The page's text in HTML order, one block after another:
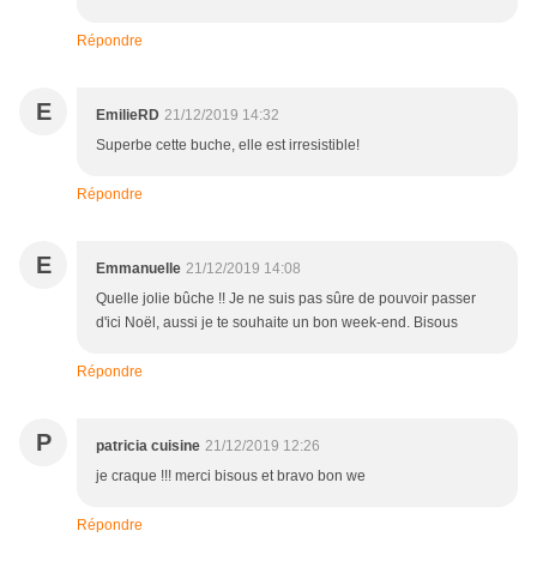
Répondre
E EmilieRD 21/12/2019 14:32
Superbe cette buche, elle est irresistible!
Répondre
E Emmanuelle 21/12/2019 14:08
Quelle jolie bûche !! Je ne suis pas sûre de pouvoir passer
d'ici Noël, aussi je te souhaite un bon week-end. Bisous
Répondre
P patricia cuisine 21/12/2019 12:26
je craque !!! merci bisous et bravo bon we
Répondre